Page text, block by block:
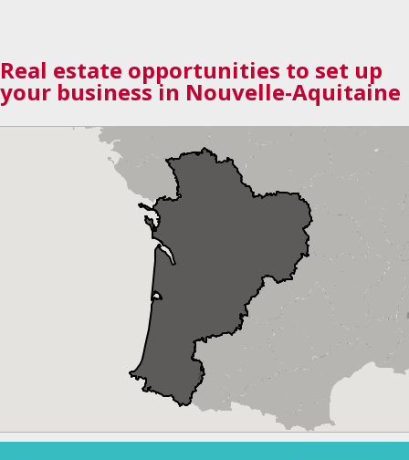
Real estate opportunities to set up
your business in Nouvelle-Aquitaine